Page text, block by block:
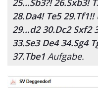
25...Sb3?! 26.Sxb3!
28.Da4! Te5 29.Tf1!!
29...d2 30.Dc2 Sxf2
33.Se3 De4 34.Sg4
37.Tbe1 Aufgabe.